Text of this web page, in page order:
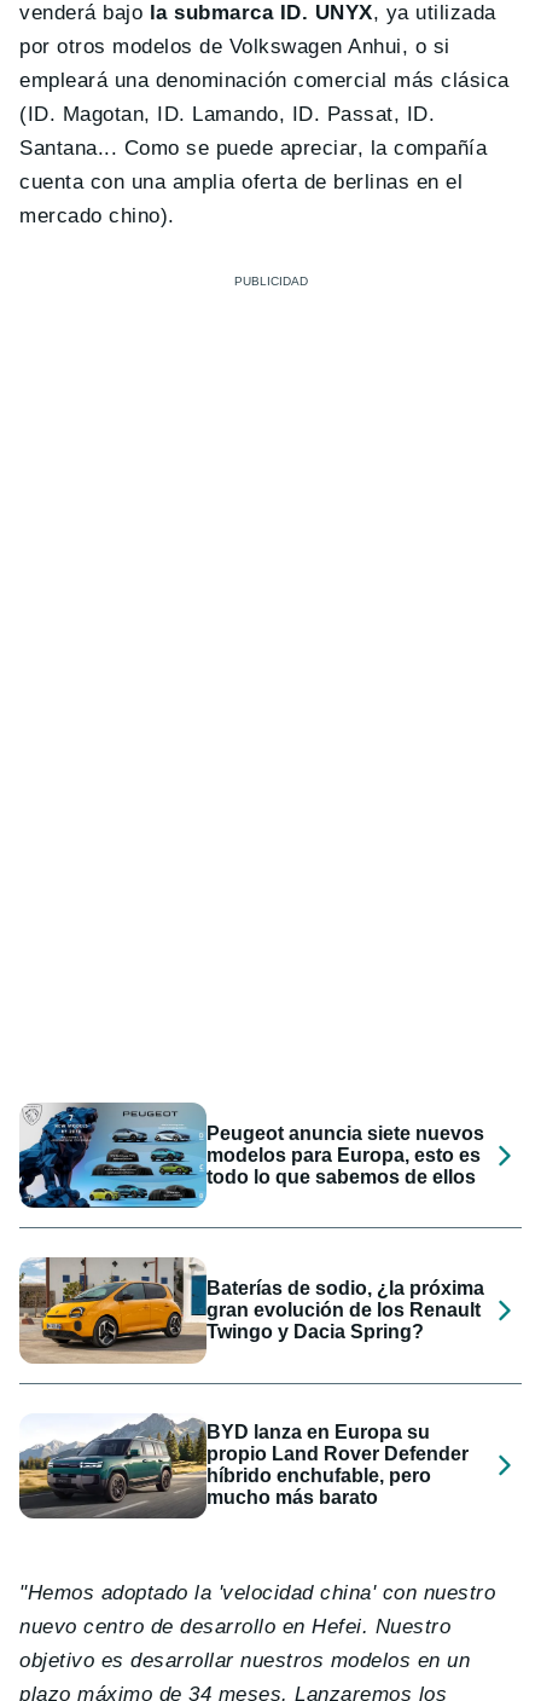
venderá bajo la submarca ID. UNYX, ya utilizada
por otros modelos de Volkswagen Anhui, o si
empleará una denominación comercial más clásica
(ID. Magotan, ID. Lamando, ID. Passat, ID.
Santana... Como se puede apreciar, la compañía
cuenta con una amplia oferta de berlinas en el
mercado chino).
Peugeot anuncia siete nuevos
modelos para Europa, esto es
todo lo que sabemos de ellos
Baterías de sodio, ¿la próxima
gran evolución de los Renault
Twingo y Dacia Spring?
BYD lanza en Europa su
propio Land Rover Defender
híbrido enchufable, pero
mucho más barato
"Hemos adoptado la 'velocidad china' con nuestro
nuevo centro de desarrollo en Hefei. Nuestro
objetivo es desarrollar nuestros modelos en un
plazo máximo de 34 meses. Lanzaremos los